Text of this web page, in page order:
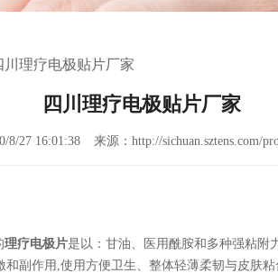
川理疗电极贴片厂家
四川理疗电极贴片厂家
8/27 16:01:38 来源：http://sichuan.sztens.com/
理疗电极片是以：甘油、医用酰胺和多种强粘附
副作用,使用方便卫生、整体轻薄柔韧与皮肤